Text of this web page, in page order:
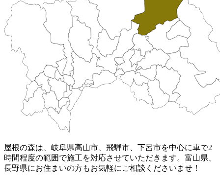
屋根の森は、岐阜県高山市、飛騨市、下呂市を中心に車で2
時間程度の範囲で施工を対応させていただきます。富山県、
長野県にお住まいの方もお気軽にご相談くださいませ！